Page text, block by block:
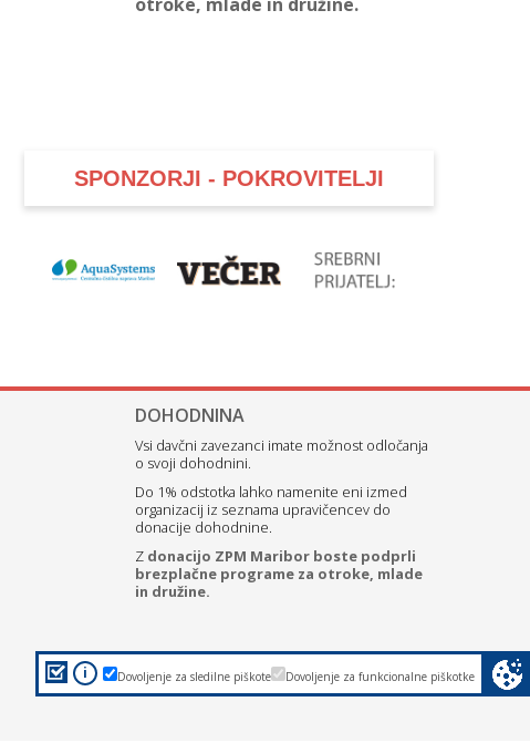
SPONZORJI - POKROVITELJI
DOHODNINA
Vsi davčni zavezanci imate možnost odločanja
o svoji dohodnini.
Do 1% odstotka lahko namenite eni izmed
organizacij iz seznama upravičencev do
donacije dohodnine.
Z donacijo ZPM Maribor boste podprli
brezplačne programe za otroke, mlade
in družine.
Dovoljenje za funkcionalne piškotke
Dovoljenje za sledilne piškote
i